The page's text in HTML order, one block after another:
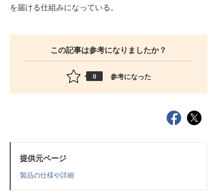
を届ける仕組みになっている。
この記事は参考になりましたか？
0 参考になった
提供元ページ
製品の仕様や詳細